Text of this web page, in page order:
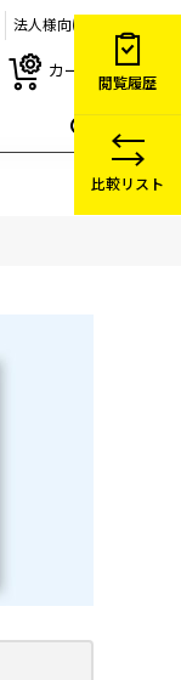
法人様向け
カート
閲覧履歴
比較リスト